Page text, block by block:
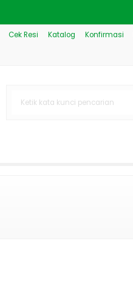
Cek Resi Katalog Konfirmasi